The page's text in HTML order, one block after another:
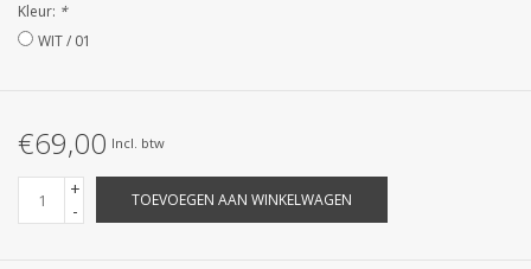
Jacht en Zeilboten ,
handdoeken
Kleur: *
WIT / 01
€69,00 Incl. btw
+
-
TOEVOEGEN AAN WINKELWAGEN